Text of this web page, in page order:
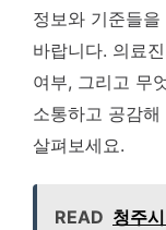
정보와 기준들
바랍니다. 의료
여부, 그리고 무
소통하고 공감
살펴보세요.
READ 청주